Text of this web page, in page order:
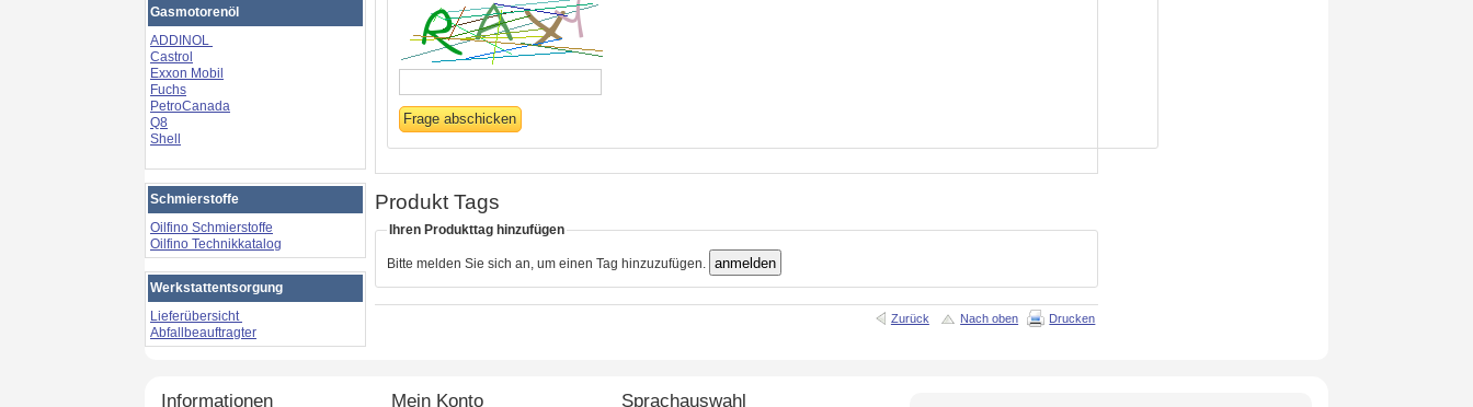
Produkt Tags
Ihren Produkttag hinzufügen
Bitte melden Sie sich an, um einen Tag hinzuzufügen.
Zurück Nach oben Drucken
Gasmotorenöl
ADDINOL
Castrol
Exxon Mobil
Fuchs
PetroCanada
Q8
Shell
Schmierstoffe
Oilfino Schmierstoffe
Oilfino Technikkatalog
Werkstattentsorgung
Lieferübersicht
Abfallbeauftragter
Informationen Mein Konto Sprachauswahl